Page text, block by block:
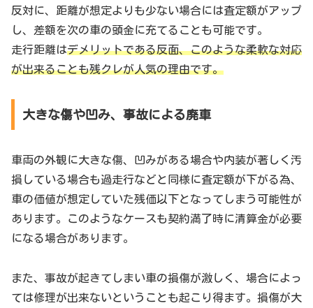
反対に、距離が想定よりも少ない場合には査定額がアップ
し、差額を次の車の頭金に充てることも可能です。
走行距離はデメリットである反面、このような柔軟な対応
が出来ることも残クレが人気の理由です。
大きな傷や凹み、事故による廃車
車両の外観に大きな傷、凹みがある場合や内装が著しく汚
損している場合も過走行などと同様に査定額が下がる為、
車の価値が想定していた残価以下となってしまう可能性が
あります。このようなケースも契約満了時に清算金が必要
になる場合があります。
また、事故が起きてしまい車の損傷が激しく、場合によっ
ては修理が出来ないということも起こり得ます。損傷が大